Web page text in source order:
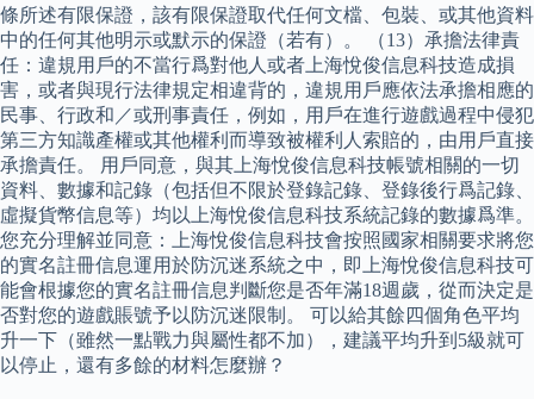
條所述有限保證，該有限保證取代任何文檔、包裝、或其他資料
中的任何其他明示或默示的保證（若有）。 （13）承擔法律責
任：違規用戶的不當行爲對他人或者上海悅俊信息科技造成損
害，或者與現行法律規定相違背的，違規用戶應依法承擔相應的
民事、行政和／或刑事責任，例如，用戶在進行遊戲過程中侵犯
第三方知識產權或其他權利而導致被權利人索賠的，由用戶直接
承擔責任。 用戶同意，與其上海悅俊信息科技帳號相關的一切
資料、數據和記錄（包括但不限於登錄記錄、登錄後行爲記錄、
虛擬貨幣信息等）均以上海悅俊信息科技系統記錄的數據爲準。
您充分理解並同意：上海悅俊信息科技會按照國家相關要求將您
的實名註冊信息運用於防沉迷系統之中，即上海悅俊信息科技可
能會根據您的實名註冊信息判斷您是否年滿18週歲，從而決定是
否對您的遊戲賬號予以防沉迷限制。 可以給其餘四個角色平均
升一下（雖然一點戰力與屬性都不加），建議平均升到5級就可
以停止，還有多餘的材料怎麼辦？